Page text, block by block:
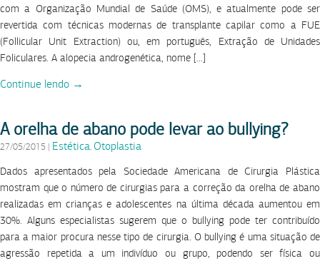
com a Organização Mundial de Saúde (OMS), e atualmente pode ser
revertida com técnicas modernas de transplante capilar como a FUE
(Follicular Unit Extraction) ou, em português, Extração de Unidades
Foliculares. A alopecia androgenética, nome […]
Continue lendo →
A orelha de abano pode levar ao bullying?
27/05/2015 | Estética, Otoplastia
Dados apresentados pela Sociedade Americana de Cirurgia Plástica
mostram que o número de cirurgias para a correção da orelha de abano
realizadas em crianças e adolescentes na última década aumentou em
30%. Alguns especialistas sugerem que o bullying pode ter contribuído
para a maior procura nesse tipo de cirurgia. O bullying é uma situação de
agressão repetida a um indivíduo ou grupo, podendo ser física ou